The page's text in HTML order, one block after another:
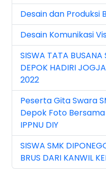
Mar 2023 (8)
Mar 2024 (1)
Mar 2026 (3)
May 2026 (16)
Nov 2022 (101)
Nov 2023 (5)
Nov 2025 (15)
Oct 2024 (2)
Desain dan Produksi
Desain Komunikasi
SISWA TATA
DEPOK HADIRI
2022
Peserta Gita Swara
Depok Foto
IPPNU DIY
SISWA SMK
BRUS DARI KANWIL